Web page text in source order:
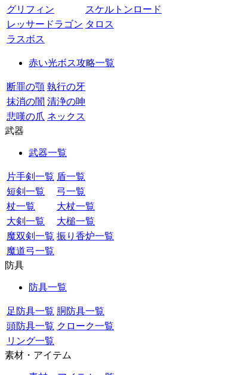
グリフィン
スケルトンロード
レッサードラゴン タロス
ラスボス
赤い光ボス攻略一覧
断罪の顎 執行の牙
抹消の闇 清浄の呻
悲嘆の爪 ネックス
武器
武器一覧
片手剣一覧 盾一覧
短剣一覧
弓一覧
杖一覧
大杖一覧
大剣一覧
大槌一覧
魔双剣一覧 振り香炉一覧
魔道弓一覧
防具
防具一覧
足防具一覧 胴防具一覧
頭防具一覧 クローク一覧
リング一覧
素材・アイテム